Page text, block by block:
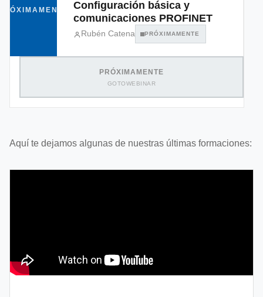
Configuración básica y
comunicaciones PROFINET
Rubén Catena PRÓXIMAMENTE
PRÓXIMAMENTE
GOTOWEBINAR
Aquí te dejamos algunas de nuestras últimas formaciones: